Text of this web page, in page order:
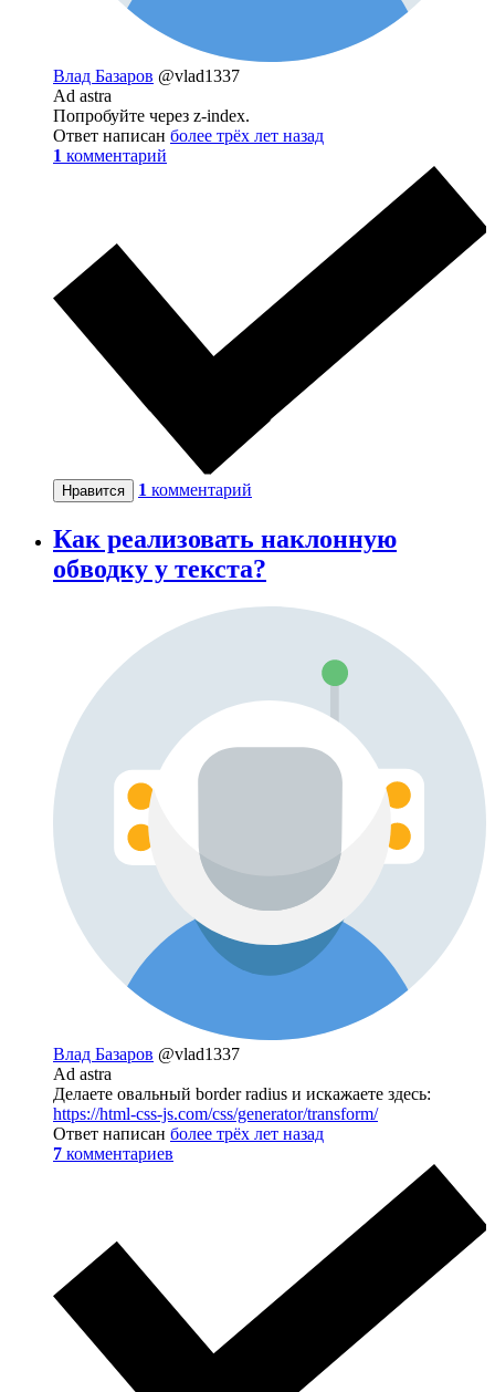
Влад Базаров @vlad1337
Ad astra
Попробуйте через z-index.
Ответ написан более трёх лет назад
1 комментарий
Нравится 1 комментарий
Как реализовать наклонную
обводку у текста?
Влад Базаров @vlad1337
Ad astra
Делаете овальный border radius и искажаете здесь:
https://html-css-js.com/css/generator/transform/
Ответ написан более трёх лет назад
7 комментариев